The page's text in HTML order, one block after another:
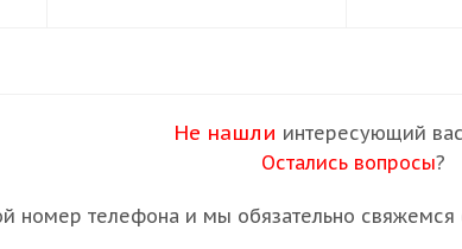
Не нашли интересующий
Остались вопросы?
номер телефона и мы обязательно свяжемся